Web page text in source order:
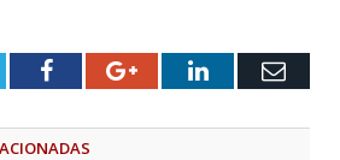
FacebookGoogle+LinkedIn